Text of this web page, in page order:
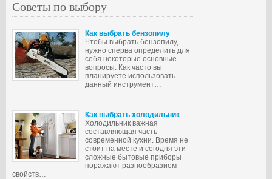
Советы по выбору
Как выбрать бензопилу
Чтобы выбрать бензопилу,
нужно сперва определить для
себя некоторые основные
вопросы. Как часто вы
планируете использовать
данный инструмент…
Как выбрать холодильник
Холодильник важная
составляющая часть
современной кухни. Время не
стоит на месте и сегодня эти
сложные бытовые приборы
поражают разнообразием
свойств…